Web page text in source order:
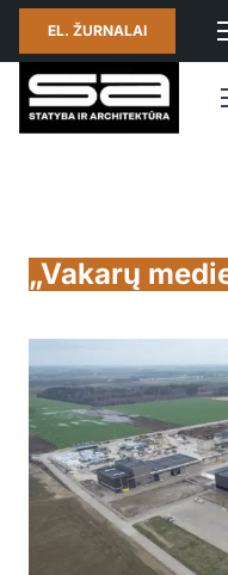
EL. ŽURNALAI
„Vakarų